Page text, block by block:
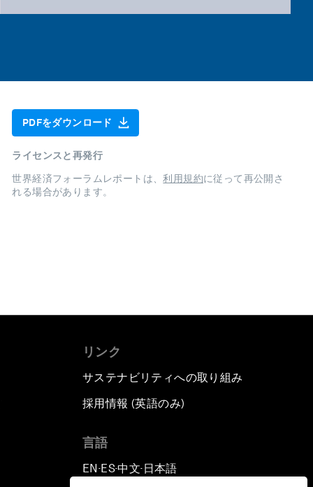
PDFをダウンロード
ライセンスと再発行
世界経済フォーラムレポートは、利用規約に従って再公開さ
れる場合があります。
リンク
サステナビリティへの取り組み
採用情報 (英語のみ)
言語
EN ▪ ES▪中文▪ 日本語